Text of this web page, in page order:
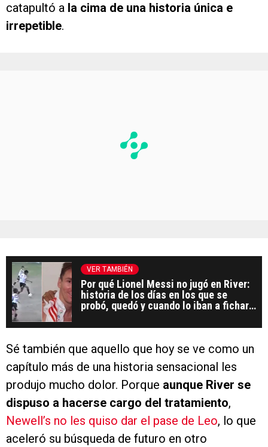
catapultó a la cima de una historia única e
irrepetible.
VER TAMBIÉN
Por qué Lionel Messi no jugó en River:
historia de los días en los que se
probó, quedó y cuando lo iban a fichar
Sé también que aquello que hoy se ve como un
capítulo más de una historia sensacional les
produjo mucho dolor. Porque aunque River se
dispuso a hacerse cargo del tratamiento,
Newell’s no les quiso dar el pase de Leo, lo que
aceleró su búsqueda de futuro en otro